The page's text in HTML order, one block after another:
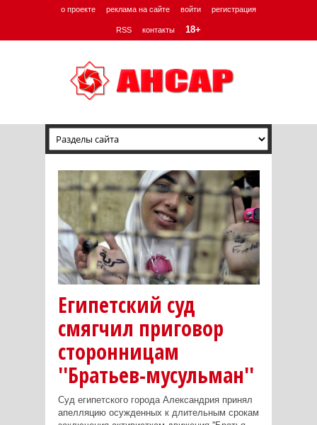
о проекте реклама на сайте войти регистрация
RSS контакты 18+
Египетский суд
смягчил приговор
сторонницам
''Братьев-мусульман''
Суд египетского города Александрия принял
апелляцию осужденных к длительным срокам